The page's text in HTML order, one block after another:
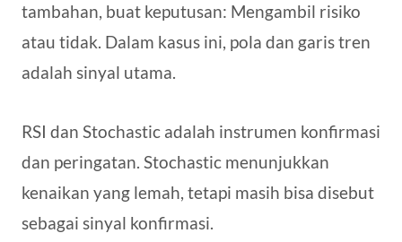
tambahan, buat keputusan: Mengambil risiko
atau tidak. Dalam kasus ini, pola dan garis tren
adalah sinyal utama.
RSI dan Stochastic adalah instrumen konfirmasi
dan peringatan. Stochastic menunjukkan
kenaikan yang lemah, tetapi masih bisa disebut
sebagai sinyal konfirmasi.